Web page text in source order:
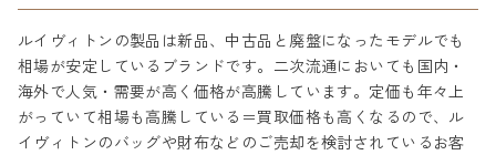
ルイヴィトンの製品は新品、中古品と廃盤になったモデルでも
相場が安定しているブランドです。二次流通においても国内・
海外で人気・需要が高く価格が高騰しています。定価も年々上
がっていて相場も高騰している＝買取価格も高くなるので、ル
イヴィトンのバッグや財布などのご売却を検討されているお客